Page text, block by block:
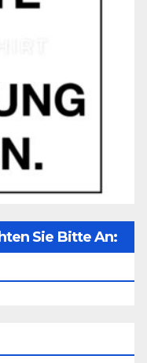
Sie Bitte An: